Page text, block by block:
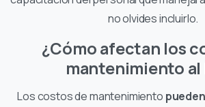
no olvides incluirlo.
¿Cómo afectan los
mantenimiento al
Los costos de mantenimiento